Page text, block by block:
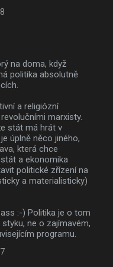
na doma, když
politika absolutně
a religiózní
marxisty.
stát má hrát v
úplně něco jiného,
která chce
a ekonomika
politické zřízení na
a materialisticky)
:-) Politika je o tom
ne o zajímavém,
programu.